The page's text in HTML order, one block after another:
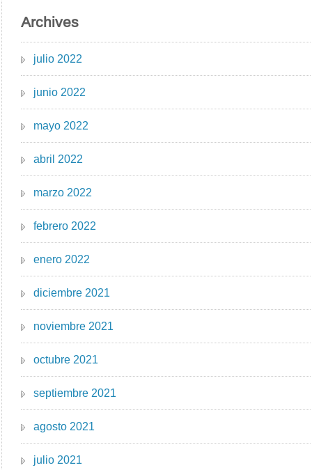
Archives
julio 2022
junio 2022
mayo 2022
abril 2022
marzo 2022
febrero 2022
enero 2022
diciembre 2021
noviembre 2021
octubre 2021
septiembre 2021
agosto 2021
julio 2021